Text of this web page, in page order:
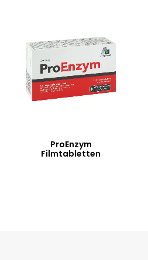
ProEnzym
Filmtabletten